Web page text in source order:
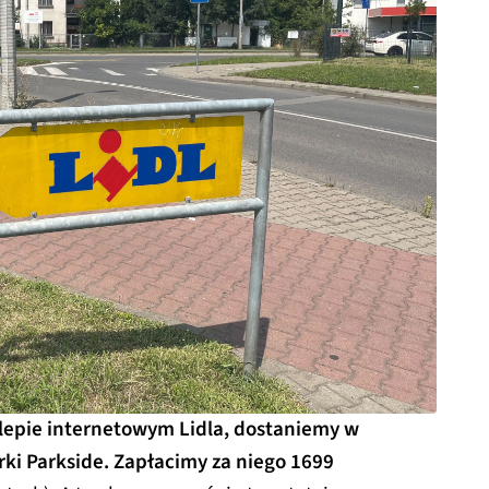
internetowym Lidla, dostaniemy w
Parkside. Zapłacimy za niego 1699